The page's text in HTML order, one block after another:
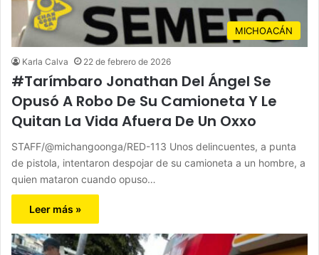
MICHOACÁN
Karla Calva 22 de febrero de 2026
#Tarímbaro Jonathan Del Ángel Se
Opusó A Robo De Su Camioneta Y Le
Quitan La Vida Afuera De Un Oxxo
STAFF/@michangoonga/RED-113 Unos delincuentes, a punta
de pistola, intentaron despojar de su camioneta a un hombre, a
quien mataron cuando opuso…
Leer más »